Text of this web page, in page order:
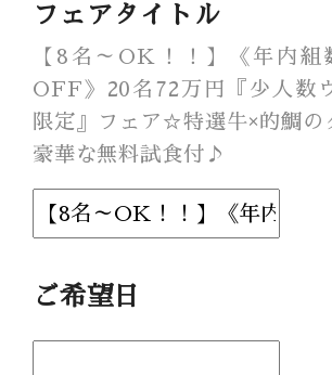
Best Rate
よくある質問
レポート
フェアタイトル
【8名～OK！！】《年内組
OFF》20名72万円『少人数
限定』フェア☆特選牛×的鯛の
豪華な無料試食付♪
ご希望日